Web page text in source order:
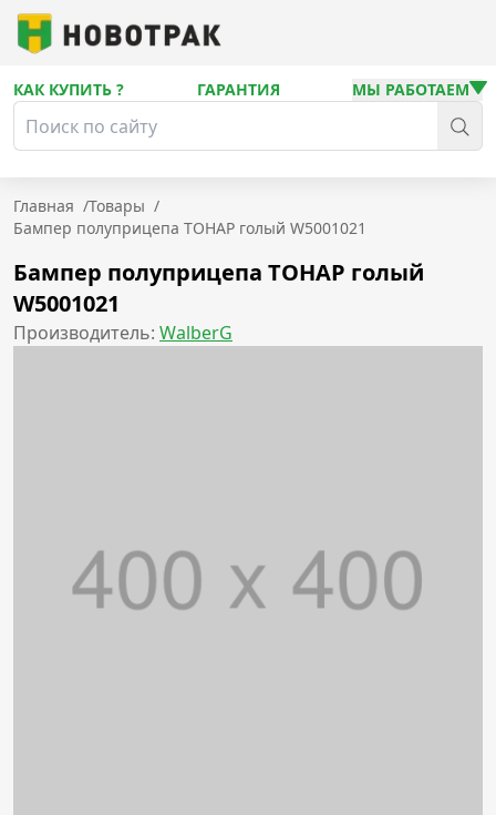
КАК КУПИТЬ ? ГАРАНТИЯ МЫ РАБОТАЕМ
Главная /Товары /
Бампер полуприцепа ТОНАР голый W5001021
Бампер полуприцепа ТОНАР голый
W5001021
Производитель: WalberG